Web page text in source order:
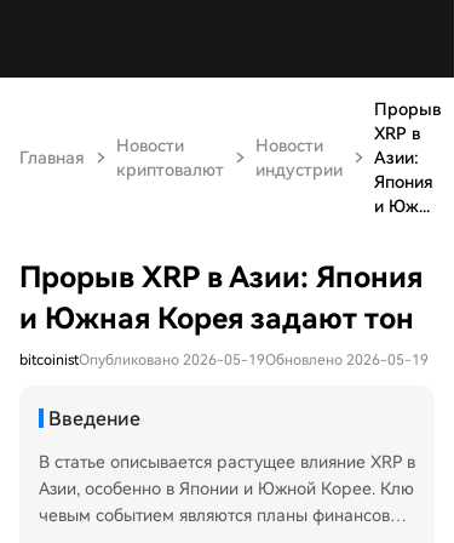
Главная
Новости
криптовалют
Новости
индустрии
Прорыв
XRP в
Азии:
Япония
и Юж...
Прорыв XRP в Азии: Япония
и Южная Корея задают тон
bitcoinistОпубликовано 2026-05-19Обновлено 2026-05-19
Введение
В статье описывается растущее влияние XRP в
Азии, особенно в Японии и Южной Корее. Клю
чевым событием являются планы финансовог